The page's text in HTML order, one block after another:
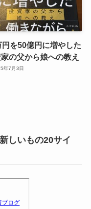
円を50億円に増やした
の父から娘への教え
年7月3日
しいもの20サイ